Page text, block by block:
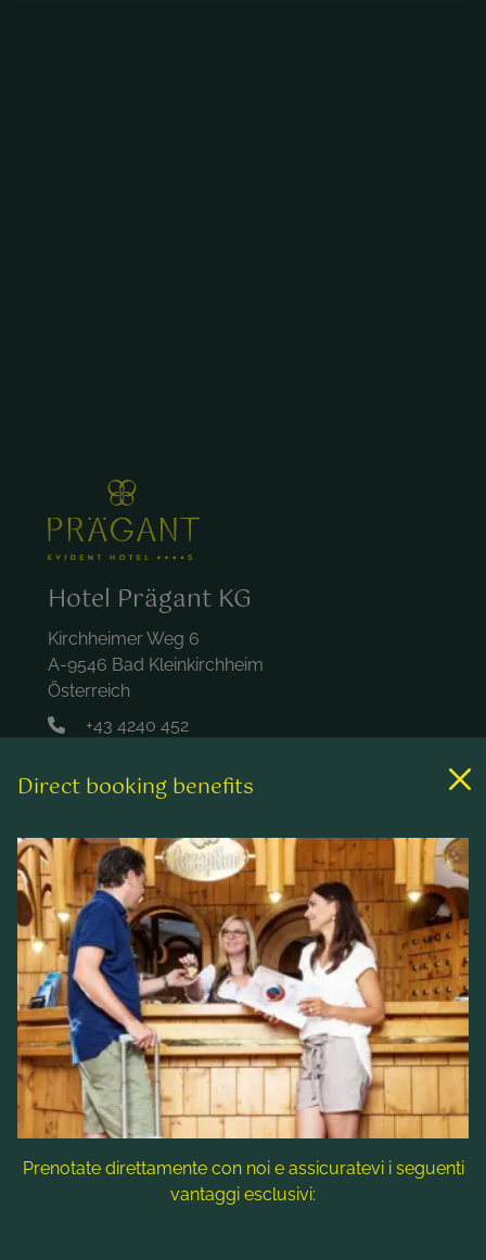
Hotel Prägant KG
Kirchheimer Weg 6
A-9546 Bad Kleinkirchheim
Österreich
+43 4240 452
Links
Camere & Tariffe
Benessere & Spa
Attività ricreative
Contatto & Assistenza
Follow us
Direct booking benefits
Prenotate direttamente con noi e assicuratevi i seguenti
vantaggi esclusivi: